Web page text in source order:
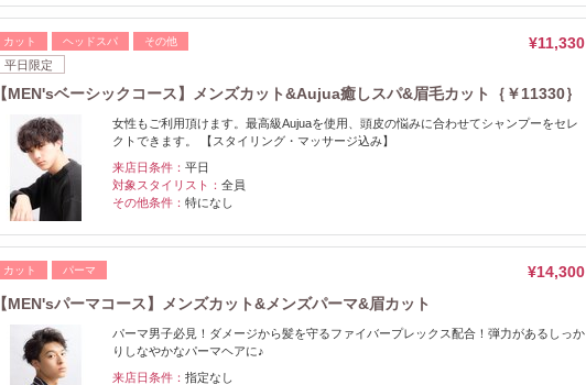
カット ヘッドスパ その他
平日限定
¥11,330
【MEN'sベーシックコース】メンズカット&Aujua癒しスパ&眉毛カット｛￥11330｝
女性もご利用頂けます。最高級Aujuaを使用、頭皮の悩みに合わせてシャンプーをセレ
クトできます。 【スタイリング・マッサージ込み】
来店日条件： 平日
対象スタイリスト： 全員
その他条件： 特になし
カット パーマ
¥14,300
【MEN'sパーマコース】メンズカット&メンズパーマ&眉カット
パーマ男子必見！ダメージから髪を守るファイバープレックス配合！弾力があるしっか
りしなやかなパーマヘアに♪
来店日条件： 指定なし